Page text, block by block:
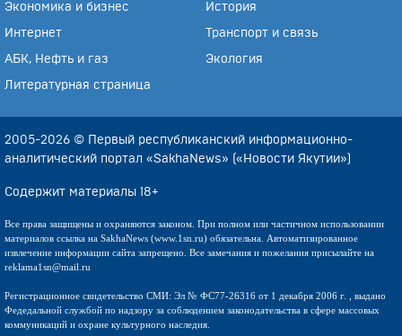
Экономика и бизнес История
Интернет Транспорт и связь
АБК, Нефть и газ Экология
Литературная страница
2005-2026 © Первый республиканский информационно-
аналитический портал «SakhaNews» («Новости Якутии»)
Содержит материалы 18+
Все права защищены и охраняются законом. При полном или частичном использовании
материалов ссылка на SakhaNews (www.1sn.ru) обязательна. Автоматизированное
извлечение информации сайта запрещено. Все замечания и пожелания присылайте на
reklama1sn@mail.ru
Регистрационное свидетельство СМИ: Эл № ФС77-26316 от 1 декабря 2006 г. , выдано
Федедальной службой по надзору за соблюдением законодательства в сфере массовых
коммуникаций и охране культурного наследия.